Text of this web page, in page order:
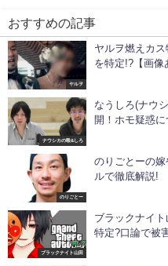
おすすめの記事
ヤルヲ
ヤルヲ燃えカ
を特定!?【画像
ナウシカの殴&しろ
なうしろ(ナウ
開！ホモ疑惑に
のりごとー
のりごとーの
ルで徹底解説!
ブラックナイト山田
ブラックナイ
特定?口論で被